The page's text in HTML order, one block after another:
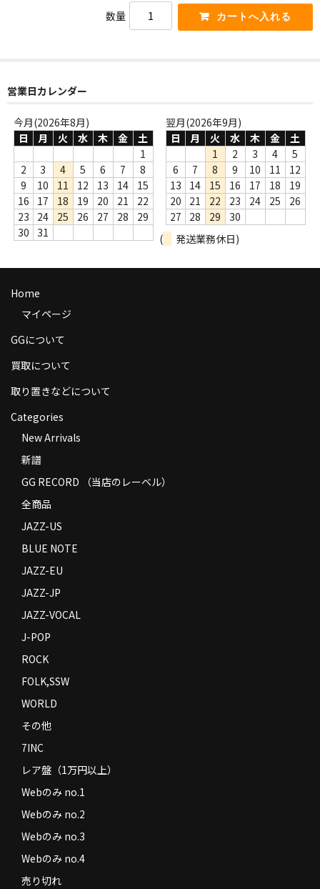
レア盤（1万円以上）
Webのみ no.4
売り切れ
Help
送料
お支払い方法
返品
特定商取引法に基づく表示
Contact
数量
営業日カレンダー
今月(2026年8月)
日
月 火 水 木 金
土
1
2
3 4 5 6 7
8
9
10 11 12 13 14
15
16
17 18 19 20 21
22
23
24 25 26 27 28
29
30
31
翌月(2026年9月)
日
月 火 水 木 金
土
1
2 3 4
5
6
7 8 9 10 11
12
13
14 15 16 17 18
19
20
21 22 23 24 25
26
27
28 29
30
(
発送業務休日)
Home
マイページ
GGについて
買取について
取り置きなどについて
Categories
New Arrivals
新譜
GG RECORD （当店のレーベル）
全商品
JAZZ-US
BLUE NOTE
JAZZ-EU
JAZZ-JP
JAZZ-VOCAL
J-POP
ROCK
FOLK,SSW
WORLD
その他
7INC
レア盤（1万円以上）
Webのみ no.1
Webのみ no.2
Webのみ no.3
Webのみ no.4
売り切れ